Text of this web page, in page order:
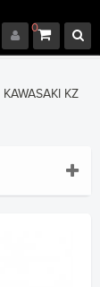
0
KAWASAKI KZ